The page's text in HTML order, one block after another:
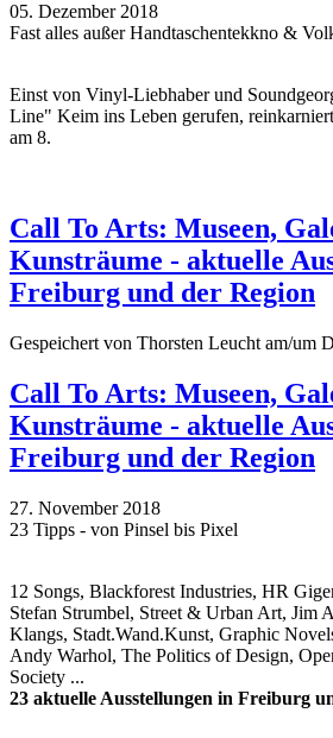
05. Dezember 2018
Fast alles außer Handtaschentekkno &
Einst von Vinyl-Liebhaber und
Line" Keim ins Leben gerufen,
am 8.
Call To Arts: Museen,
Kunsträume - aktuelle
Freiburg und der Region
Gespeichert von Thorsten Leucht am/um
Call To Arts: Museen,
Kunsträume - aktuelle
Freiburg und der Region
27. November 2018
23 Tipps - von Pinsel bis Pixel
12 Songs, Blackforest Industries, HR
Stefan Strumbel, Street & Urban Art, Jim
Klangs, Stadt.Wand.Kunst, Graphic
Andy Warhol, The Politics of Design,
Society ...
23 aktuelle Ausstellungen in Freiburg